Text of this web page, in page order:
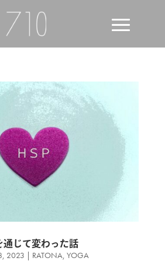
通じて変わった話
2023 | RATONA, YOGA